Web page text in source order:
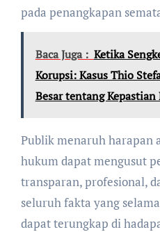
pada penangkapan
Baca Juga : Ketika
Korupsi: Kasus Thio
Besar tentang
Publik menaruh harapan
hukum dapat mengusut
transparan, profesional,
seluruh fakta yang
dapat terungkap di